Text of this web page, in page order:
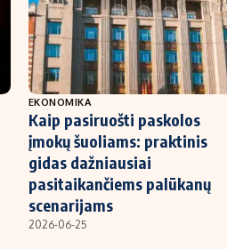
EKONOMIKA
Kaip pasiruošti paskolos
įmokų šuoliams: praktinis
gidas dažniausiai
pasitaikančiems palūkanų
scenarijams
2026-06-25